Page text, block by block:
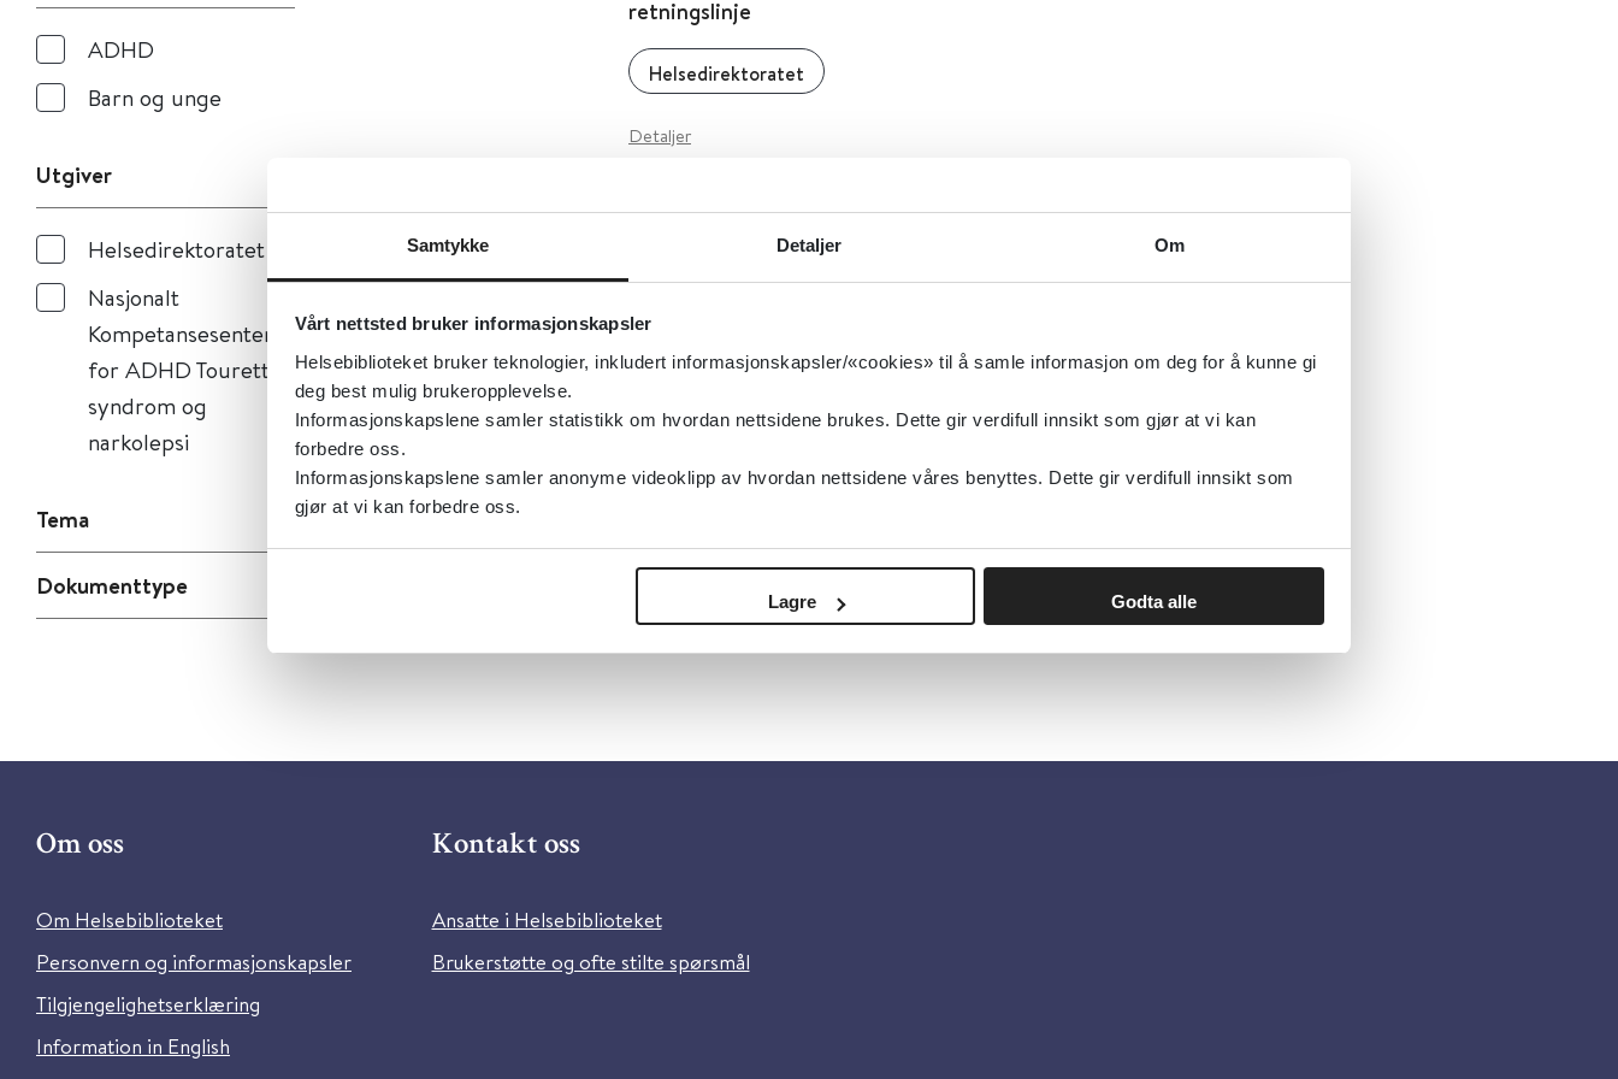
Samtykke Detaljer Om
Vårt nettsted bruker informasjonskapsler
Helsebiblioteket bruker teknologier, inkludert informasjonskapsler/«cookies» til å samle informasjon om deg for å kunne gi
deg best mulig brukeropplevelse.
Informasjonskapslene samler statistikk om hvordan nettsidene brukes. Dette gir verdifull innsikt som gjør at vi kan
forbedre oss.
Informasjonskapslene samler anonyme videoklipp av hvordan nettsidene våres benyttes. Dette gir verdifull innsikt som
gjør at vi kan forbedre oss.
Lagre Godta alle
ADHD
Barn og unge
Utgiver
Helsedirektoratet
Nasjonalt
Kompetansesenter
for ADHD Tourettes
syndrom og
narkolepsi
Tema
Dokumenttype
retningslinje
Helsedirektoratet
Detaljer
(krever registrering og innlogging)
Nasjonalt Kompetansesenter for ADHD Tourettes syndrom og narkolepsi
Om oss
Om Helsebiblioteket
Personvern og informasjonskapsler
Tilgjengelighetserklæring
Information in English
Kontakt oss
Ansatte i Helsebiblioteket
Brukerstøtte og ofte stilte spørsmål